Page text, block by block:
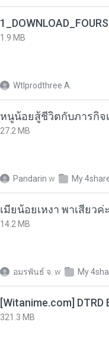
1.9 MB
Wtlprodthree A.
หนูน้อยสู้ชีวิตกับภารกิจ
27.2 MB
Pandarin w My
14.2 MB
อมรพันธ์ จ. w My
[Witanime.com] DTRD
321.3 MB